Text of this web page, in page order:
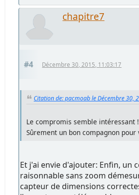
chapitre7
#4 Décembre 30, 2015, 11:03:17
Citation de: pacmoab le Décembre 30,
Le compromis semble
Sûrement un bon compagnon pour
Et j'ai envie d'ajouter: Enfin, un
raisonnable sans zoom
capteur de dimensions